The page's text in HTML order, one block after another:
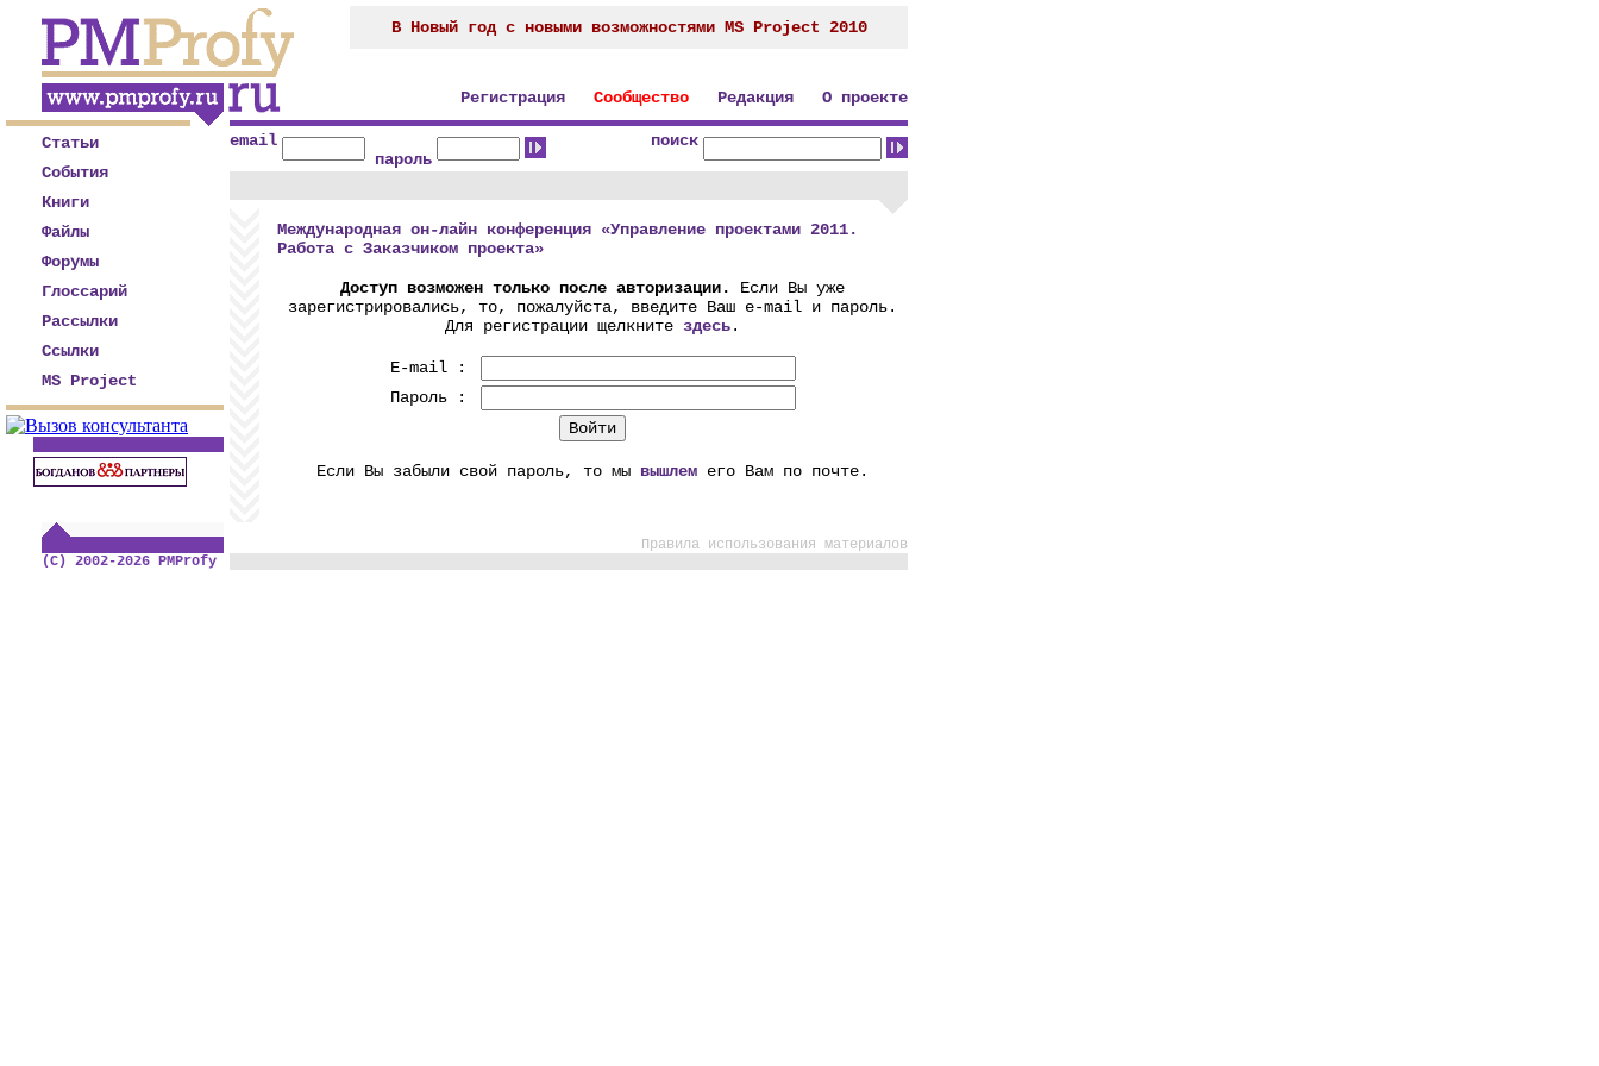
В Новый год с новыми возможностями MS Project 2010
Регистрация Сообщество Редакция О проекте
Статьи
События
Книги
Файлы
Форумы
Глоссарий
Рассылки
Ссылки
MS Project
email
пароль
поиск
Международная он-лайн конференция «Управление проектами 2011.
Работа с Заказчиком проекта»
Доступ возможен только после авторизации.
Если Вы уже
зарегистрировались, то, пожалуйста, введите Ваш e-mail и пароль.
Для регистрации щелкните здесь.
E-mail :
Пароль :
Если Вы забыли свой пароль, то мы вышлем его Вам по почте.
Правила использования материалов
(C) 2002-2026 PMProfy